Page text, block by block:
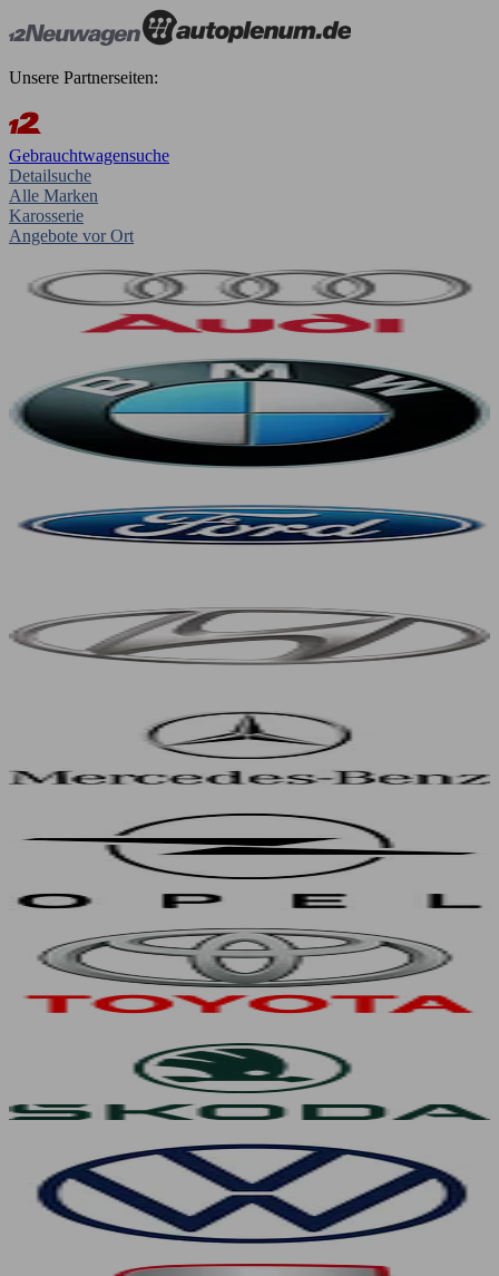
Unsere Partnerseiten:
Gebrauchtwagensuche
Detailsuche
Alle Marken
Karosserie
Angebote vor Ort